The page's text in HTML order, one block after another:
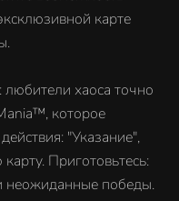
карте
хаоса точно
которое
"Указание",
Приготовьтесь:
неожиданные победы.